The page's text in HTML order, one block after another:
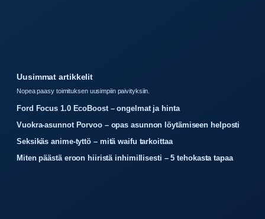
Uusimmat artikkelit
Nopea paasy toimituksen uusimpiin paivityksiin.
Ford Focus 1.0 EcoBoost – ongelmat ja hinta
Vuokra-asunnot Porvoo – opas asunnon löytämiseen helposti
Seksikäs anime-tyttö – mitä waifu tarkoittaa
Miten päästä eroon hiiristä inhimillisesti – 5 tehokasta tapaa